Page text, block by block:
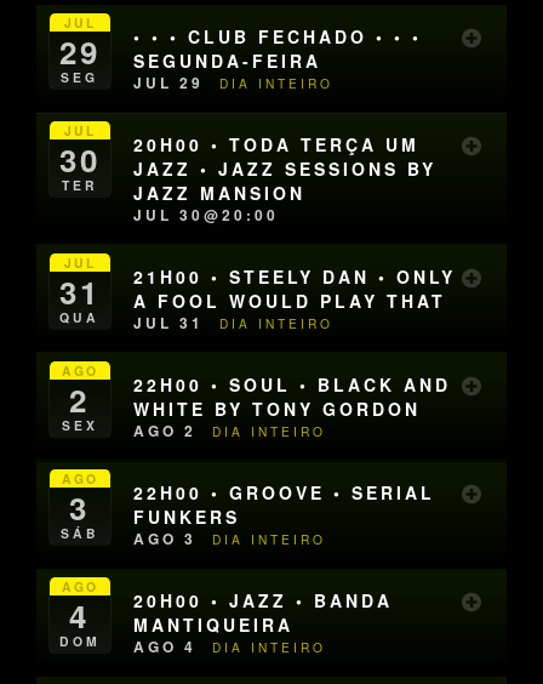
JUL
29
SEG
• • • CLUB FECHADO • • •
SEGUNDA-FEIRA
JUL 29 DIA INTEIRO
JUL
30
TER
20H00 • TODA TERÇA UM
JAZZ • JAZZ SESSIONS BY
JAZZ MANSION
JUL 30@20:00
JUL
31
QUA
21H00 • STEELY DAN • ONLY
A FOOL WOULD PLAY THAT
JUL 31 DIA INTEIRO
AGO
2
SEX
22H00 • SOUL • BLACK AND
WHITE BY TONY GORDON
AGO 2 DIA INTEIRO
AGO
3
SÁB
22H00 • GROOVE • SERIAL
FUNKERS
AGO 3 DIA INTEIRO
AGO
4
DOM
20H00 • JAZZ • BANDA
MANTIQUEIRA
AGO 4 DIA INTEIRO